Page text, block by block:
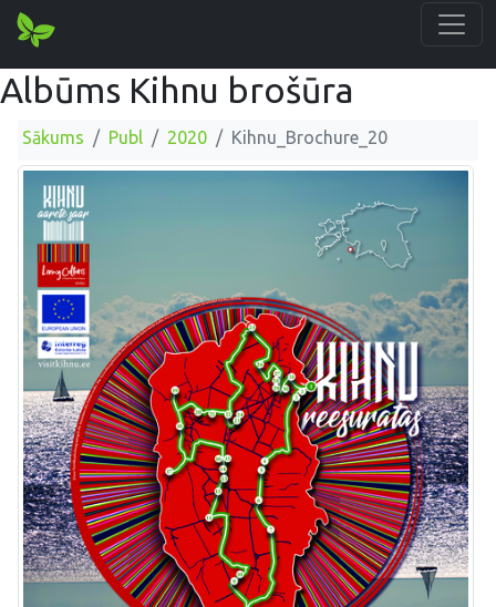
Albūms Kihnu brošūra
Sākums Publ 2020 Kihnu_Brochure_20